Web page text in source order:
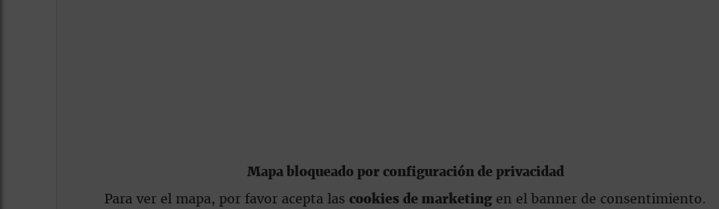
Mapa bloqueado por configuración de privacidad
Para ver el mapa, por favor acepta lascookies de marketing en el banner de consentimiento.